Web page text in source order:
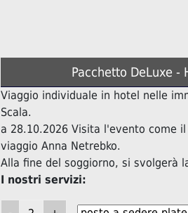
Pacchetto DeLuxe
Viaggio individuale in hotel nelle
Scala.
a 28.10.2026 Visita l'evento come
viaggio Anna Netrebko.
Alla fine del soggiorno, si svolgerà
I nostri servizi: